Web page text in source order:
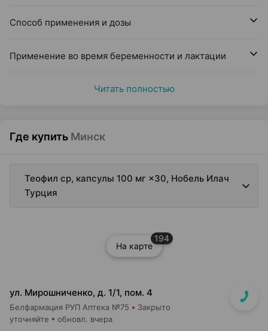
Способ применения и дозы
Применение во время беременности и лактации
Читать полностью
Где купить Минск
Теофил ср, капсулы 100 мг ×30, Нобель Илач
Турция
На карте
194
ул. Мирошниченко, д. 1/1, пом. 4
Белфармация РУП Аптека №75 Закрыто
уточняйте обновл. вчера